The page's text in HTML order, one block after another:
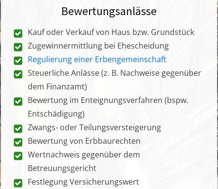
Bewertungsanlässe
Kauf oder Verkauf von Haus bzw. Grundstück
Zugewinnermittlung bei Ehescheidung
Regulierung einer Erbengemeinschaft
Steuerliche Anlässe (z. B. Nachweise gegenüber
dem Finanzamt)
Bewertung im Enteignungsverfahren (bspw.
Entschädigung)
Zwangs- oder Teilungsversteigerung
Bewertung von Erbbaurechten
Wertnachweis gegenüber dem
Betreuungsgericht
Festlegung Versicherungswert